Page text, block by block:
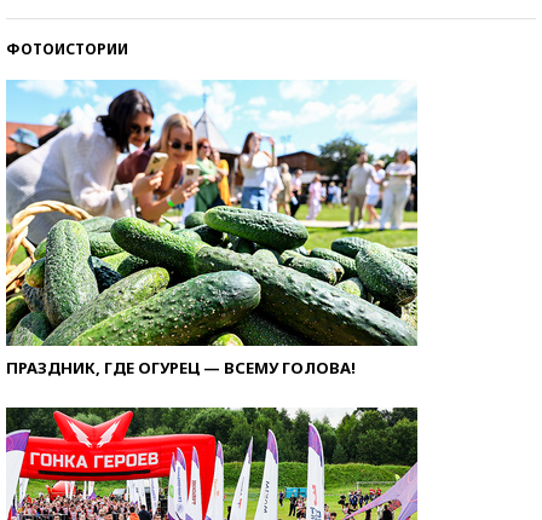
ФОТОИСТОРИИ
ПРАЗДНИК, ГДЕ ОГУРЕЦ — ВСЕМУ ГОЛОВА!